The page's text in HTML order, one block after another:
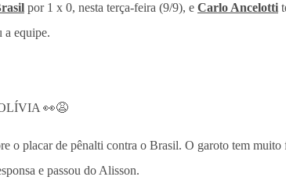
por 1 x 0, nesta terça-feira (9/9), e Carlo Ancelotti
a equipe.
👀😩
o placar de pênalti contra o Brasil. O garoto tem muito
e passou do Alisson.